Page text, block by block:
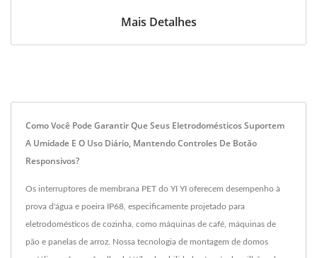
Mais Detalhes
Como Você Pode Garantir Que Seus Eletrodomésticos Suportem
A Umidade E O Uso Diário, Mantendo Controles De Botão
Responsivos?
Os interruptores de membrana PET do YI YI oferecem desempenho à
prova d'água e poeira IP68, especificamente projetado para
eletrodomésticos de cozinha, como máquinas de café, máquinas de
pão e panelas de arroz. Nossa tecnologia de montagem de domos